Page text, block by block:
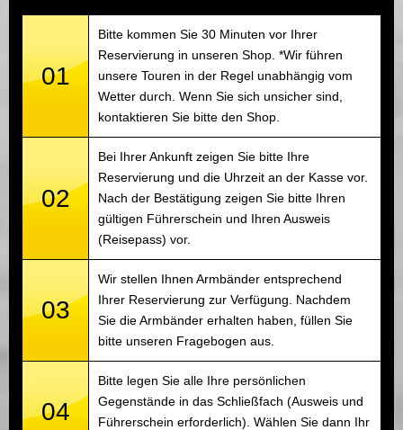
01
Bitte kommen Sie 30 Minuten vor Ihrer
Reservierung in unseren Shop. *Wir führen
unsere Touren in der Regel unabhängig vom
Wetter durch. Wenn Sie sich unsicher sind,
kontaktieren Sie bitte den Shop.
02
Bei Ihrer Ankunft zeigen Sie bitte Ihre
Reservierung und die Uhrzeit an der Kasse vor.
Nach der Bestätigung zeigen Sie bitte Ihren
gültigen Führerschein und Ihren Ausweis
(Reisepass) vor.
03
Wir stellen Ihnen Armbänder entsprechend
Ihrer Reservierung zur Verfügung. Nachdem
Sie die Armbänder erhalten haben, füllen Sie
bitte unseren Fragebogen aus.
04
Bitte legen Sie alle Ihre persönlichen
Gegenstände in das Schließfach (Ausweis und
Führerschein erforderlich). Wählen Sie dann Ihr